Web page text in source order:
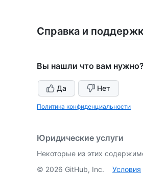
Справка и
Вы нашли что вам нужно?
Да Нет
Политика конфиденциальности
Юридические услуги
Некоторые из этих
© 2026 GitHub, Inc. Условия